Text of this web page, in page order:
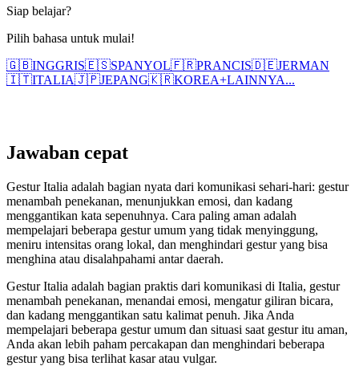
Siap belajar?
Pilih bahasa untuk mulai!
🇬🇧INGGRIS🇪🇸SPANYOL🇫🇷PRANCIS🇩🇪JERMAN
🇮🇹ITALIA🇯🇵JEPANG🇰🇷KOREA+LAINNYA...
Jawaban cepat
Gestur Italia adalah bagian nyata dari komunikasi sehari-hari: gestur
menambah penekanan, menunjukkan emosi, dan kadang
menggantikan kata sepenuhnya. Cara paling aman adalah
mempelajari beberapa gestur umum yang tidak menyinggung,
meniru intensitas orang lokal, dan menghindari gestur yang bisa
menghina atau disalahpahami antar daerah.
Gestur Italia adalah bagian praktis dari komunikasi di Italia, gestur
menambah penekanan, menandai emosi, mengatur giliran bicara,
dan kadang menggantikan satu kalimat penuh. Jika Anda
mempelajari beberapa gestur umum dan situasi saat gestur itu aman,
Anda akan lebih paham percakapan dan menghindari beberapa
gestur yang bisa terlihat kasar atau vulgar.